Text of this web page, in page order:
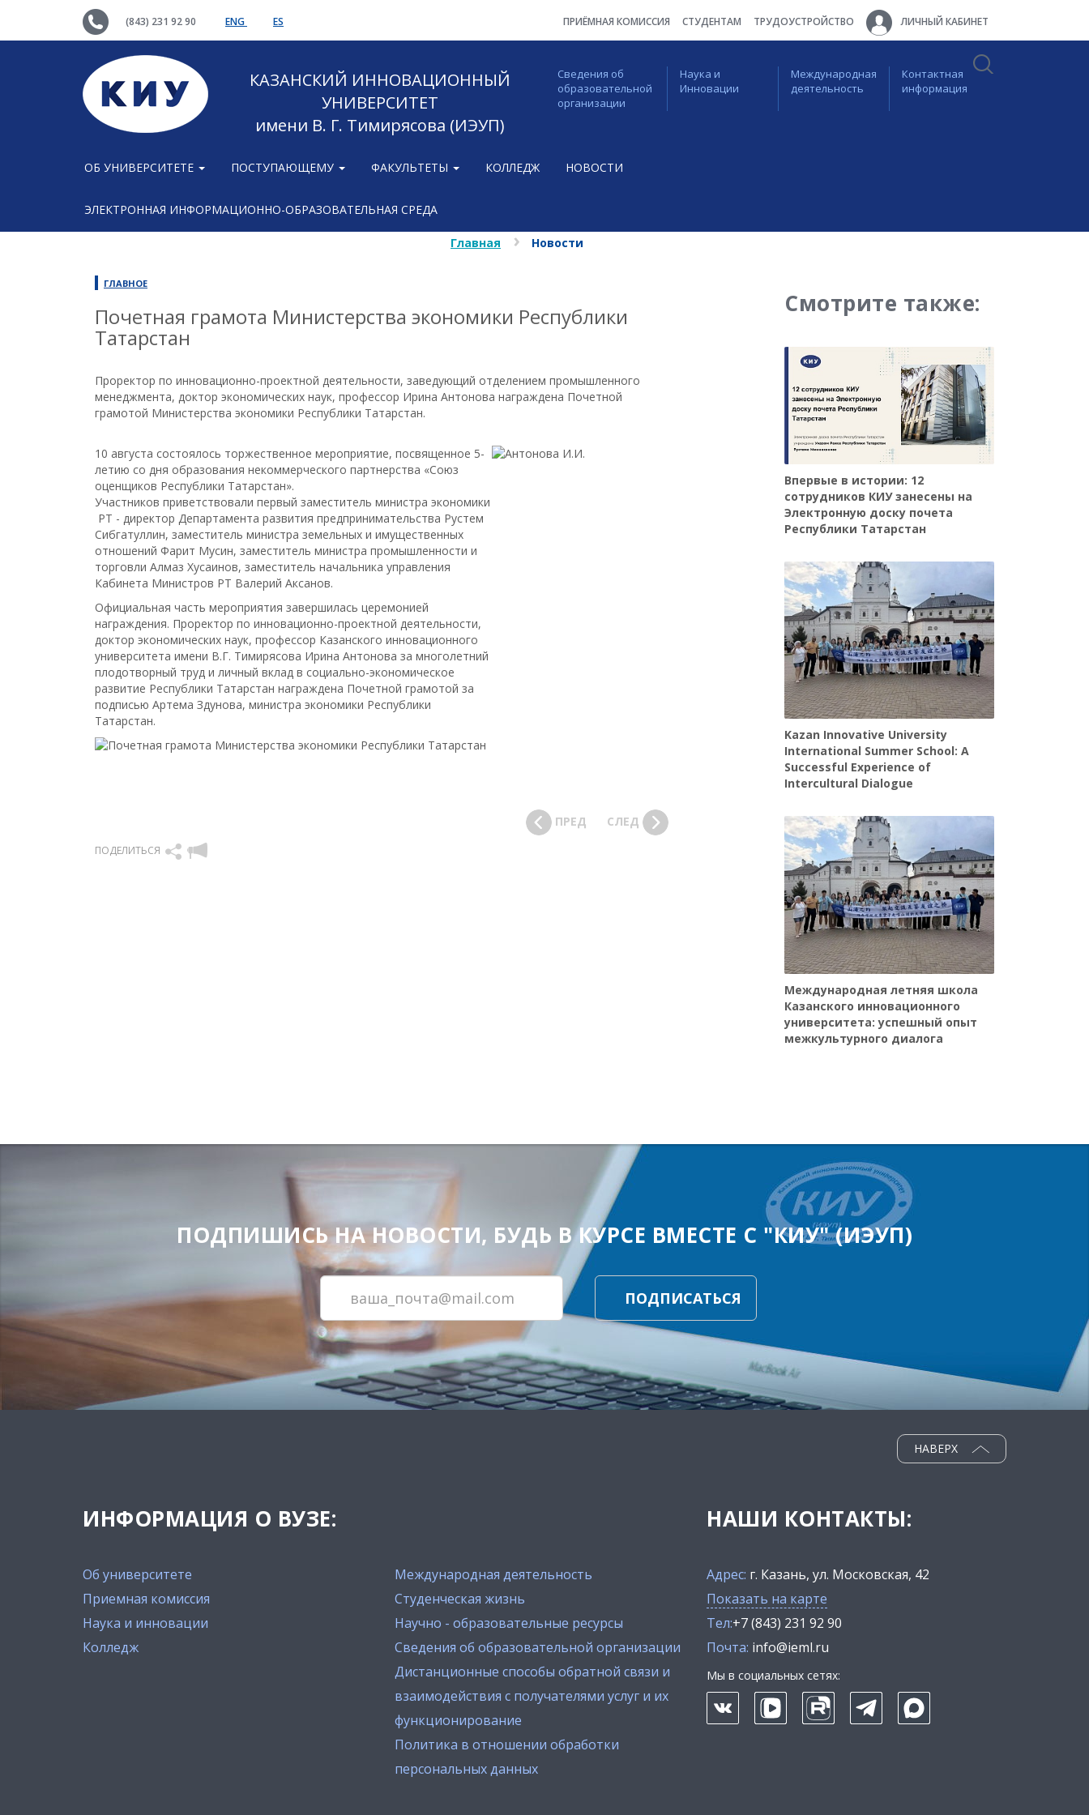
(843) 231 92 90 ENG ES ПРИЁМНАЯ КОМИССИЯ СТУДЕНТАМ ТРУДОУСТРОЙСТВО ЛИЧНЫЙ КАБИНЕТ
КАЗАНСКИЙ ИННОВАЦИОННЫЙ
УНИВЕРСИТЕТ
имени В. Г. Тимирясова (ИЭУП)
Сведения об
образовательной
организации
Наука и
Инновации
Международная
деятельность
Контактная
информация
ОБ УНИВЕРСИТЕТЕ ПОСТУПАЮЩЕМУ ФАКУЛЬТЕТЫ КОЛЛЕДЖ НОВОСТИ
ЭЛЕКТРОННАЯ ИНФОРМАЦИОННО-ОБРАЗОВАТЕЛЬНАЯ СРЕДА
Главная Новости
ГЛАВНОЕ
Почетная грамота Министерства экономики Республики
Татарстан
Проректор по инновационно-проектной деятельности, заведующий отделением промышленного
менеджмента, доктор экономических наук, профессор Ирина Антонова награждена Почетной
грамотой Министерства экономики Республики Татарстан.
10 августа состоялось торжественное мероприятие, посвященное 5-
летию со дня образования некоммерческого партнерства «Союз
оценщиков Республики Татарстан».
Участников приветствовали первый заместитель министра экономики
РТ - директор Департамента развития предпринимательства Рустем
Сибгатуллин, заместитель министра земельных и имущественных
отношений Фарит Мусин, заместитель министра промышленности и
торговли Алмаз Хусаинов, заместитель начальника управления
Кабинета Министров РТ Валерий Аксанов.
Официальная часть мероприятия завершилась церемонией
награждения. Проректор по инновационно-проектной деятельности,
доктор экономических наук, профессор Казанского инновационного
университета имени В.Г. Тимирясова Ирина Антонова за многолетний
плодотворный труд и личный вклад в социально-экономическое
развитие Республики Татарстан награждена Почетной грамотой за
подписью Артема Здунова, министра экономики Республики
Татарстан.
ПОДЕЛИТЬСЯ
ПРЕД СЛЕД
Смотрите также:
Впервые в истории: 12
сотрудников КИУ занесены на
Электронную доску почета
Республики Татарстан
Kazan Innovative University
International Summer School: A
Successful Experience of
Intercultural Dialogue
Международная летняя школа
Казанского инновационного
университета: успешный опыт
межкультурного диалога
ПОДПИШИСЬ НА НОВОСТИ, БУДЬ В КУРСЕ ВМЕСТЕ С "КИУ" (ИЭУП)
ПОДПИСАТЬСЯ
ИНФОРМАЦИЯ О ВУЗЕ:
Об университете
Приемная комиссия
Наука и инновации
Колледж
Международная деятельность
Студенческая жизнь
Научно - образовательные ресурсы
Сведения об образовательной организации
Дистанционные способы обратной связи и
взаимодействия с получателями услуг и их
функционирование
Политика в отношении обработки
персональных данных
НАВЕРХ
НАШИ КОНТАКТЫ:
Адрес: г. Казань, ул. Московская, 42
Показать на карте
Тел:+7 (843) 231 92 90
Почта: info@ieml.ru
Мы в социальных сетях: